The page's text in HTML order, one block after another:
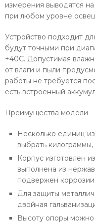
измерения выводятся
при любом уровне
Устройство подходит
будут точными при
+40С. Допустимая
от влаги и пыли
работы не требуется
есть встроенный
Преимущества модели
Несколько единиц
выбрать
Корпус изготовлен
выполнена из
подвержен
Для защиты
двойная
Высоту опоры можно